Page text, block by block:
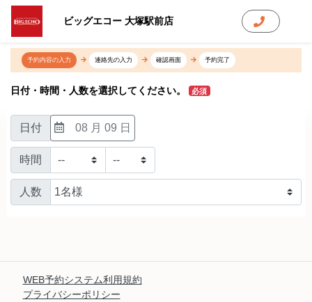
ビッグエコー 大塚駅前店
予約内容の入力 連絡先の入力 確認画面 予約完了
日付・時間・人数を選択してください。 必須
日付 08 月 09 日
時間
人数
WEB予約システム利用規約
プライバシーポリシー